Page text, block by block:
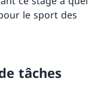
le sport des
tâches